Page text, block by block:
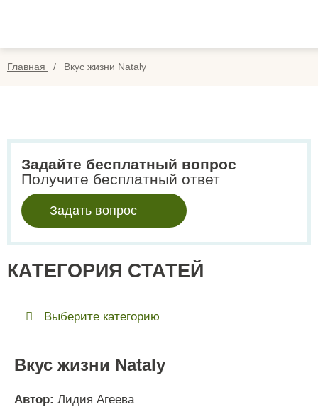
Главная
Вкус жизни Nataly
Задайте бесплатный вопрос
Получите бесплатный ответ
Задать вопрос
КАТЕГОРИЯ СТАТЕЙ
Выберите категорию
Вкус жизни Nataly
Автор: Лидия Агеева